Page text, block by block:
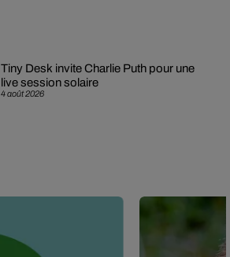
4 août 2026
Tiny Desk invite Charlie Puth pour une
live session solaire